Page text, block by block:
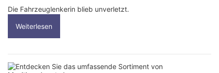
Die Fahrzeuglenkerin blieb unverletzt.
Weiterlesen